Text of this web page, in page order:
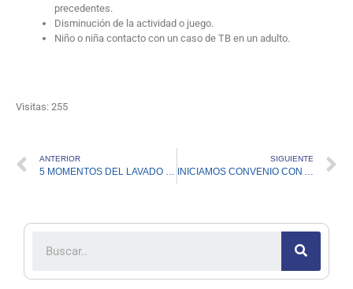
precedentes.
Disminución de la actividad o juego.
Niño o niña contacto con un caso de TB en un adulto.
Visitas: 255
ANTERIOR SIGUIENTE